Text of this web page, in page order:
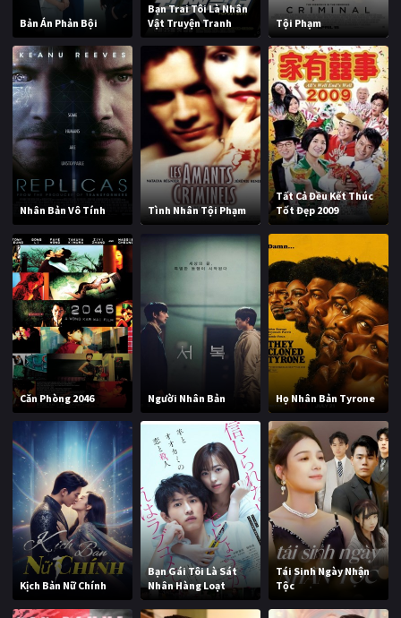
Bản Án Phản Bội
Bạn Trai Tôi Là Nhân
Vật Truyện Tranh
Tội Phạm
Nhân Bản Vô Tính Tình Nhân Tội Phạm
Tất Cả Đều Kết Thúc
Tốt Đẹp 2009
Căn Phòng 2046 Người Nhân Bản Họ Nhân Bản Tyrone
Kịch Bản Nữ Chính
Bạn Gái Tôi Là Sát
Nhân Hàng Loạt
Tái Sinh Ngày Nhận
Tộc